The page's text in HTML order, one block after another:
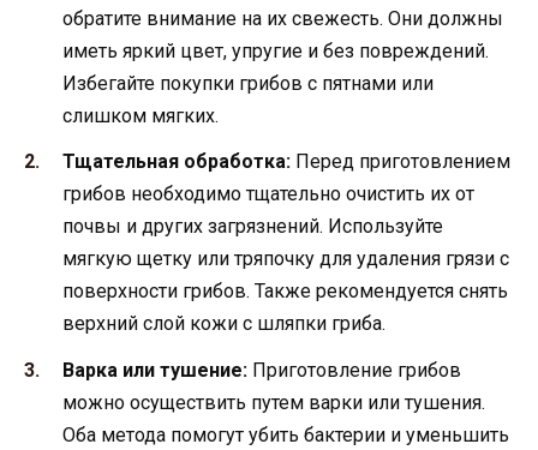
обратите внимание на их свежесть. Они должны
иметь яркий цвет, упругие и без повреждений.
Избегайте покупки грибов с пятнами или
слишком мягких.
Тщательная обработка: Перед приготовлением
грибов необходимо тщательно очистить их от
почвы и других загрязнений. Используйте
мягкую щетку или тряпочку для удаления грязи с
поверхности грибов. Также рекомендуется снять
верхний слой кожи с шляпки гриба.
Варка или тушение: Приготовление грибов
можно осуществить путем варки или тушения.
Оба метода помогут убить бактерии и уменьшить